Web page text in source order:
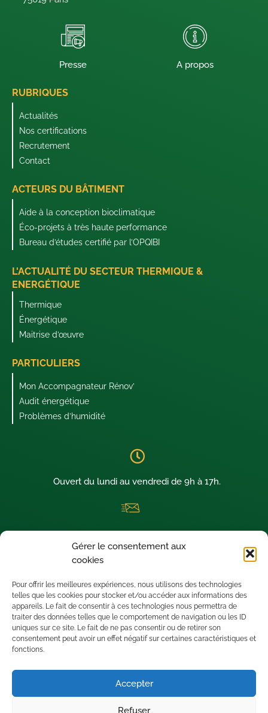
Gérer le consentement aux
cookies
Pour offrir les meilleures expériences, nous utilisons des technologies
telles que les cookies pour stocker et/ou accéder aux informations des
appareils. Le fait de consentir à ces technologies nous permettra de
traiter des données telles que le comportement de navigation ou les ID
uniques sur ce site. Le fait de ne pas consentir ou de retirer son
consentement peut avoir un effet négatif sur certaines caractéristiques et
fonctions.
Accepter
Refuser
Presse A propos
RUBRIQUES
Actualités
Nos certifications
Recrutement
Contact
ACTEURS DU BÂTIMENT
Aide à la conception bioclimatique
Éco-projets à très haute performance
Bureau d’études certifié par l’OPQIBI
L'ACTUALITÉ DU SECTEUR THERMIQUE &
ENERGÉTIQUE
Thermique
Énergétique
Maitrise d’œuvre
PARTICULIERS
Mon Accompagnateur Rénov’
Audit énergétique
Problèmes d’humidité
Ouvert du lundi au vendredi de 9h à 17h.
Nous sommes situés à SAINT-LEU D’ESSERENT (60340) dans le